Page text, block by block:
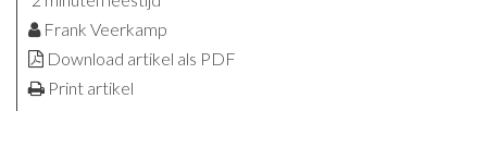
Frank Veerkamp
Download artikel als PDF
Print artikel